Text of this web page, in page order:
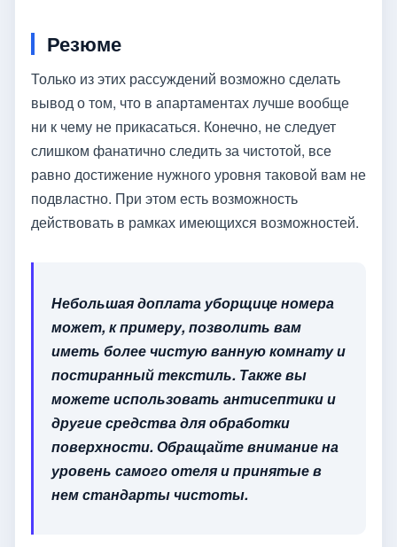
Резюме
Только из этих рассуждений возможно сделать
вывод о том, что в апартаментах лучше вообще
ни к чему не прикасаться. Конечно, не следует
слишком фанатично следить за чистотой, все
равно достижение нужного уровня таковой вам не
подвластно. При этом есть возможность
действовать в рамках имеющихся возможностей.
Небольшая доплата уборщице номера
может, к примеру, позволить вам
иметь более чистую ванную комнату и
постиранный текстиль. Также вы
можете использовать антисептики и
другие средства для обработки
поверхности. Обращайте внимание на
уровень самого отеля и принятые в
нем стандарты чистоты.